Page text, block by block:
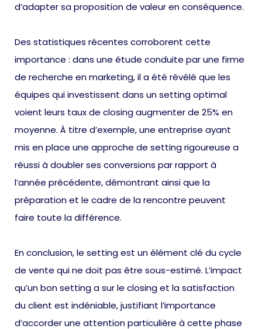
d’adapter sa proposition de valeur en conséquence.
Des statistiques récentes corroborent cette
importance : dans une étude conduite par une firme
de recherche en marketing, il a été révélé que les
équipes qui investissent dans un setting optimal
voient leurs taux de closing augmenter de 25% en
moyenne. À titre d’exemple, une entreprise ayant
mis en place une approche de setting rigoureuse a
réussi à doubler ses conversions par rapport à
l’année précédente, démontrant ainsi que la
préparation et le cadre de la rencontre peuvent
faire toute la différence.
En conclusion, le setting est un élément clé du cycle
de vente qui ne doit pas être sous-estimé. L’impact
qu’un bon setting a sur le closing et la satisfaction
du client est indéniable, justifiant l’importance
d’accorder une attention particulière à cette phase